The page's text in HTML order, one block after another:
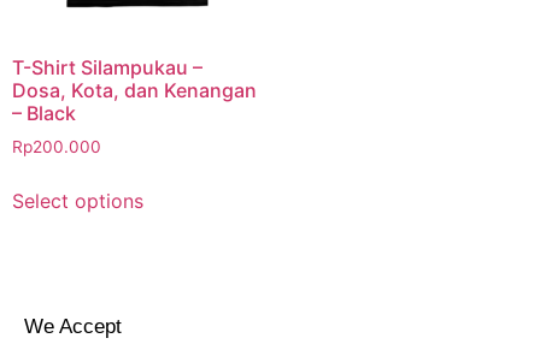
T-Shirt Silampukau –
Dosa, Kota, dan Kenangan
– Black
Rp200.000
Select options
We Accept